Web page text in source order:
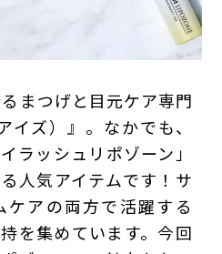
まつげと目元ケア専門
イズ）』。なかでも、
ラッシュリポゾーン」
人気アイテムです！サ
ケアの両方で活躍する
を集めています。今回